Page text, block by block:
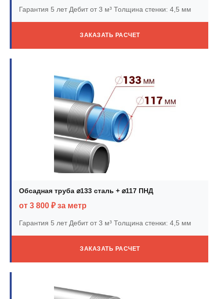
Гарантия 5 летДебит от 3 м³ Толщина стенки: 4,5 мм
ЗАКАЗАТЬ РАСЧЕТ
Обсадная труба ⌀133 сталь + ⌀117 ПНД
от 3 800 ₽ за метр
Гарантия 5 летДебит от 3 м³ Толщина стенки: 4,5 мм
ЗАКАЗАТЬ РАСЧЕТ